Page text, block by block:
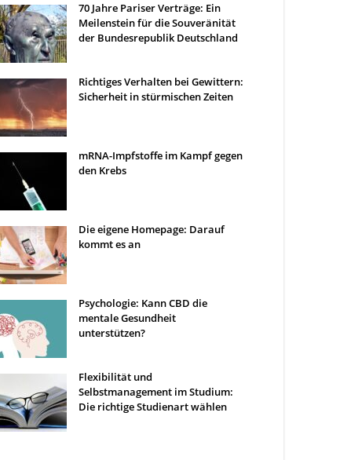
70 Jahre Pariser Verträge: Ein
Meilenstein für die Souveränität
der Bundesrepublik Deutschland
Richtiges Verhalten bei Gewittern:
Sicherheit in stürmischen Zeiten
mRNA-Impfstoffe im Kampf gegen
den Krebs
Die eigene Homepage: Darauf
kommt es an
Psychologie: Kann CBD die
mentale Gesundheit
unterstützen?
Flexibilität und
Selbstmanagement im Studium:
Die richtige Studienart wählen